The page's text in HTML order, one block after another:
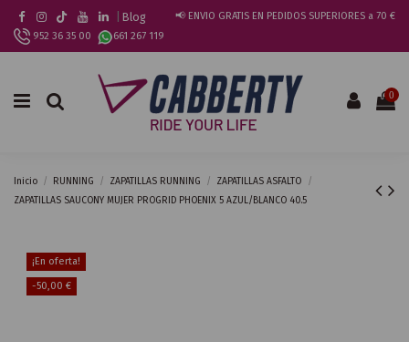
Blog
📢 ENVIO GRATIS EN PEDIDOS SUPERIORES a 70 €
952 36 35 00
661 267 119
0
Inicio RUNNING ZAPATILLAS RUNNING
ZAPATILLAS ASFALTO
ZAPATILLAS SAUCONY MUJER PROGRID PHOENIX 5 AZUL/BLANCO 40.5
¡En oferta!
-50,00 €